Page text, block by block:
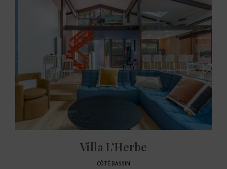
Villa L’Herbe
CÔTÉ BASSIN